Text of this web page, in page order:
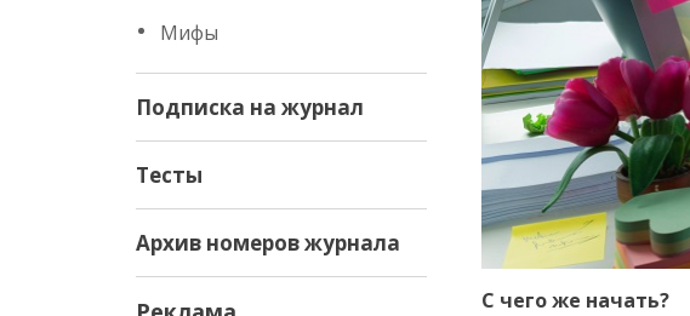
Мифы
Подписка на журнал
Тесты
Архив номеров журнала
С чего же начать?